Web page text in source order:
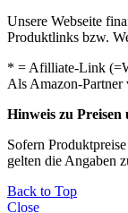
Unsere Webseite
Produktlinks bzw.
* = Afilliate-Link
Als Amazon-Partner
Hinweis zu
Sofern
gelten die Angaben
Back to Top
Close